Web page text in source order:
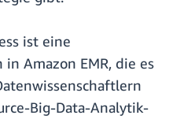
ist eine
Amazon EMR, die es
Big-Data-Analytik-